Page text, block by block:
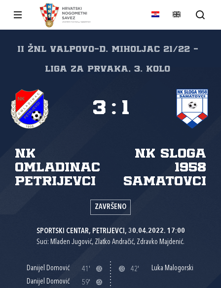
II ŽNL VALPOVO-D. MIHOLJAC 21/22 -
Liga za prvaka, 3. kolo
NK
Omladinac
Petrijevci
NK Sloga
1958
Samatovci
3 : 1
ZAVRŠENO
SPORTSKI CENTAR, PETRIJEVCI, 30.04.2022. 17:00
Suci: Mladen Jugović, Zlatko Andračić, Zdravko Majdenić.
Danijel Domović
41'
Danijel Domović
59'
42' Luka Malogorski